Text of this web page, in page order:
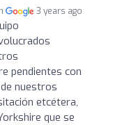
3 years ago
pendientes con
nuestros
etcétera,
que se